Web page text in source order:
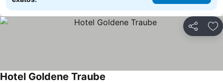
Partilhar
Hotel Goldene Traube